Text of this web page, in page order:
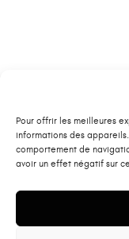
Pour offrir les meilleures
informations des
comportement de
avoir un effet négatif sur